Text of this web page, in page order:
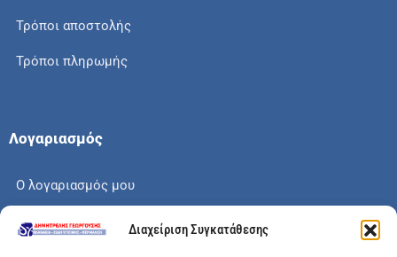
Διαχείριση Συγκατάθεσης
Τρόποι αποστολής
Τρόποι πληρωμής
Λογαριασμός
Ο λογαριασμός μου
Το καλάθι μου